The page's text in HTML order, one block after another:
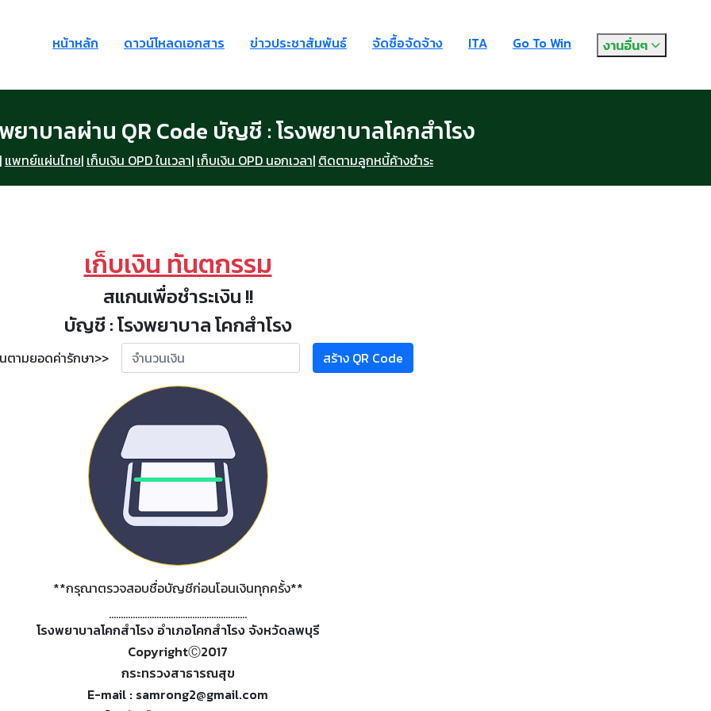
หน้าหลัก ดาวน์โหลดเอกสาร ข่าวประชาสัมพันธ์ จัดซื้อจัดจ้าง ITA Go To Win งานอื่นๆ
ยาบาลผ่าน QR Code บัญชี : โรงพยาบาลโคกสำโรง
| แพทย์แผ่นไทย| เก็บเงิน OPD ในเวลา| เก็บเงิน OPD นอกเวลา| ติดตามลูกหนี้ค้างชำระ
เก็บเงิน ทันตกรรม
สแกนเพื่อชำระเงิน !!
บัญชี : โรงพยาบาล โคกสำโรง
ตามยอดค่ารักษา>> money
**กรุณาตรวจสอบชื่อบัญชีก่อนโอนเงินทุกครั้ง**
..........................................................
โรงพยาบาลโคกสำโรง อำเภอโคกสำโรง จังหวัดลพบุรี
CopyrightⒸ2017
กระทรวงสาธารณสุข
E-mail : samrong2@gmail.com